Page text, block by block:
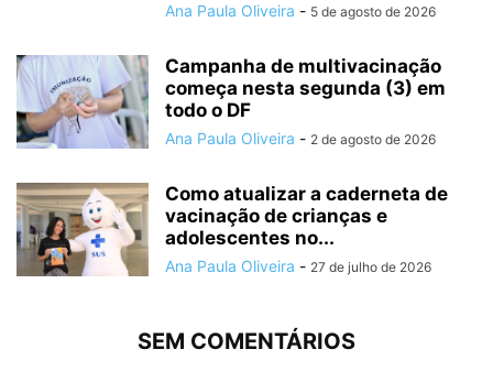
Ana Paula Oliveira - 5 de agosto de 2026
Campanha de multivacinação
começa nesta segunda (3) em
todo o DF
Ana Paula Oliveira - 2 de agosto de 2026
Como atualizar a caderneta de
vacinação de crianças e
adolescentes no...
Ana Paula Oliveira - 27 de julho de 2026
SEM COMENTÁRIOS